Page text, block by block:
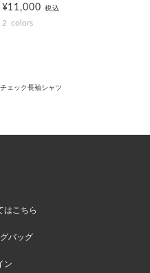
¥11,000税込
2 colors
ェック長袖シャツ
はこちら
バッグ
ン